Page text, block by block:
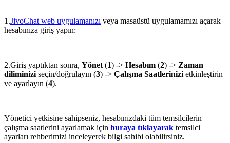
1.JivoChat web uygulamanızı veya masaüstü uygulamamızı açarak
hesabınıza giriş yapın:
2.Giriş yaptıktan sonra, Yönet (1) -> Hesabım (2) -> Zaman
diliminizi seçin/doğrulayın (3) -> Çalışma Saatlerinizi etkinleştirin
ve ayarlayın (4).
Yönetici yetkisine sahipseniz, hesabınızdaki tüm temsilcilerin
çalışma saatlerini ayarlamak için buraya tıklayarak temsilci
ayarları rehberimizi inceleyerek bilgi sahibi olabilirsiniz.